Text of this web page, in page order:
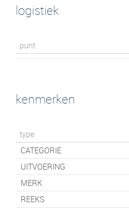
logistiek
punt
kenmerken
type
CATEGORIE
UITVOERING
MERK
REEKS